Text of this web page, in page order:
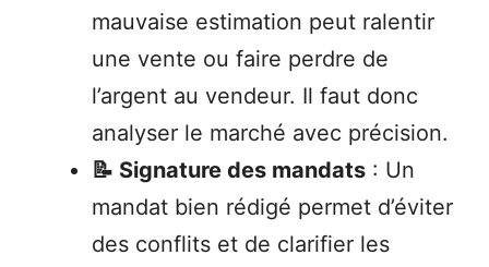
mauvaise estimation peut ralentir
une vente ou faire perdre de
l’argent au vendeur. Il faut donc
analyser le marché avec précision.
📝 Signature des mandats : Un
mandat bien rédigé permet d’éviter
des conflits et de clarifier les